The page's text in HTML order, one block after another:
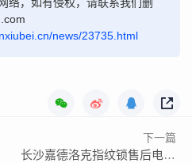
络，如有侵权，请联系我们删
news/23735.html
下一篇
长沙嘉德洛克指纹锁售后电话24小时人工电话多少